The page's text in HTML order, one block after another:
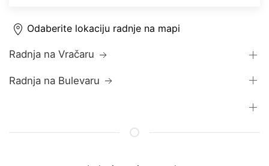
Odaberite lokaciju radnje na mapi
Radnja na Vračaru
Radnja na Bulevaru